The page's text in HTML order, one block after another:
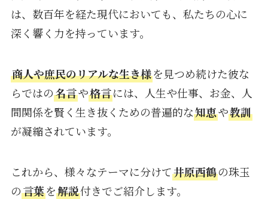
は、数百年を経た現代においても、私たちの心に
深く響く力を持っています。
商人や庶民のリアルな生き様を見つめ続けた彼な
らではの名言や格言には、人生や仕事、お金、人
間関係を賢く生き抜くための普遍的な知恵や教訓
が凝縮されています。
これから、様々なテーマに分けて井原西鶴の珠玉
の言葉を解説付きでご紹介します。